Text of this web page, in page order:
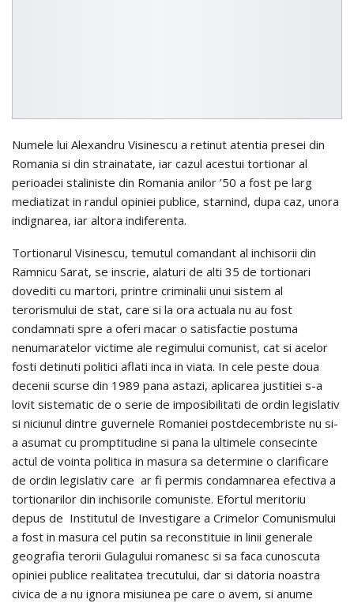
Numele lui Alexandru Visinescu a retinut atentia presei din
Romania si din strainatate, iar cazul acestui tortionar al
perioadei staliniste din Romania anilor ’50 a fost pe larg
mediatizat in randul opiniei publice, starnind, dupa caz, unora
indignarea, iar altora indiferenta.
Tortionarul Visinescu, temutul comandant al inchisorii din
Ramnicu Sarat, se inscrie, alaturi de alti 35 de tortionari
dovediti cu martori, printre criminalii unui sistem al
terorismului de stat, care si la ora actuala nu au fost
condamnati spre a oferi macar o satisfactie postuma
nenumaratelor victime ale regimului comunist, cat si acelor
fosti detinuti politici aflati inca in viata. In cele peste doua
decenii scurse din 1989 pana astazi, aplicarea justitiei s-a
lovit sistematic de o serie de imposibilitati de ordin legislativ
si niciunul dintre guvernele Romaniei postdecembriste nu si-
a asumat cu promptitudine si pana la ultimele consecinte
actul de vointa politica in masura sa determine o clarificare
de ordin legislativ care ar fi permis condamnarea efectiva a
tortionarilor din inchisorile comuniste. Efortul meritoriu
depus de Institutul de Investigare a Crimelor Comunismului
a fost in masura cel putin sa reconstituie in linii generale
geografia terorii Gulagului romanesc si sa faca cunoscuta
opiniei publice realitatea trecutului, dar si datoria noastra
civica de a nu ignora misiunea pe care o avem, si anume